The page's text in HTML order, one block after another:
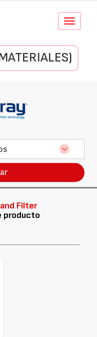
Conmutar
Filter
producto